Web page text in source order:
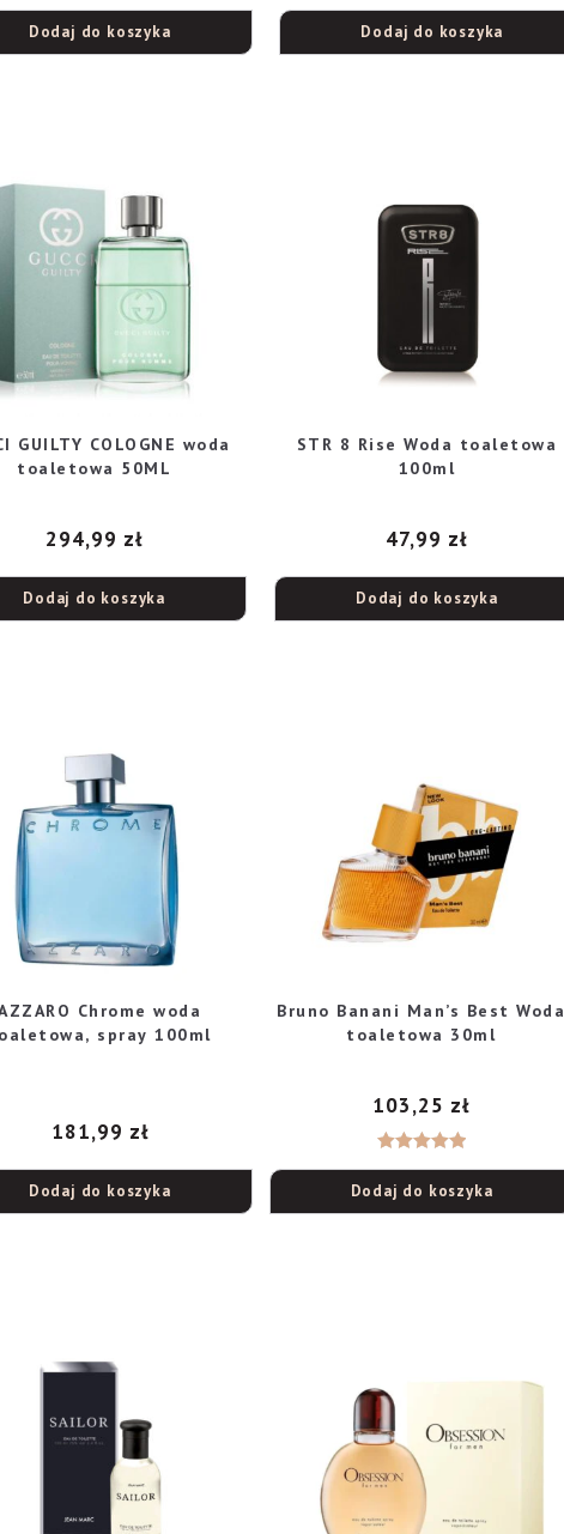
Dodaj do koszyka Dodaj do koszyka
GUILTY COLOGNE woda
toaletowa 50ML
294,99 zł
Dodaj do koszyka
STR 8 Rise Woda toaletowa
100ml
47,99 zł
Dodaj do koszyka
Chrome woda
spray 100ml
181,99 zł
Dodaj do koszyka
Bruno Banani Man’s Best Woda
toaletowa 30ml
5.00na 5
103,25 zł
Dodaj do koszyka